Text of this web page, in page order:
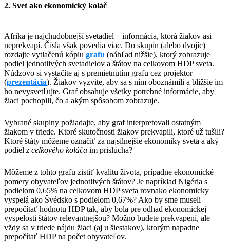
2. Svet ako ekonomický koláč
Afrika je najchudobnejší svetadiel – informácia, ktorá žiakov asi
neprekvapí. Čísla však povedia viac. Do skupín (alebo dvojíc)
rozdajte vytlačenú kópiu grafu (náhľad nižšie), ktorý zobrazuje
podiel jednotlivých svetadielov a štátov na celkovom HDP sveta.
Núdzovo si vystačíte aj s premietnutím grafu cez projektor
(prezentácia). Žiakov vyzvite, aby sa s ním oboznámili a bližšie im
ho nevysvetľujte. Graf obsahuje všetky potrebné informácie, aby
žiaci pochopili, čo a akým spôsobom zobrazuje.
Vybrané skupiny požiadajte, aby graf interpretovali ostatným
žiakom v triede. Ktoré skutočnosti žiakov prekvapili, ktoré už tušili?
Ktoré štáty môžeme označiť za najsilnejšie ekonomiky sveta a aký
podiel z celkového koláča ​ im prislúcha?
​Môžeme z tohto grafu zistiť kvalitu života, prípadne ekonomické
pomery obyvateľov jednotlivých štátov? Je napríklad Nigéria s
podielom 0,65% na celkovom HDP sveta rovnako ekonomicky
vyspelá ako Švédsko s podielom 0,67%? Ako by sme museli
prepočítať hodnotu HDP tak, aby bola pre odhad ekonomickej
vyspelosti štátov relevantnejšou? Možno budete prekvapení, ale
vždy sa v triede nájdu žiaci (aj u šiestakov), ktorým napadne
prepočítať HDP na počet obyvateľov.